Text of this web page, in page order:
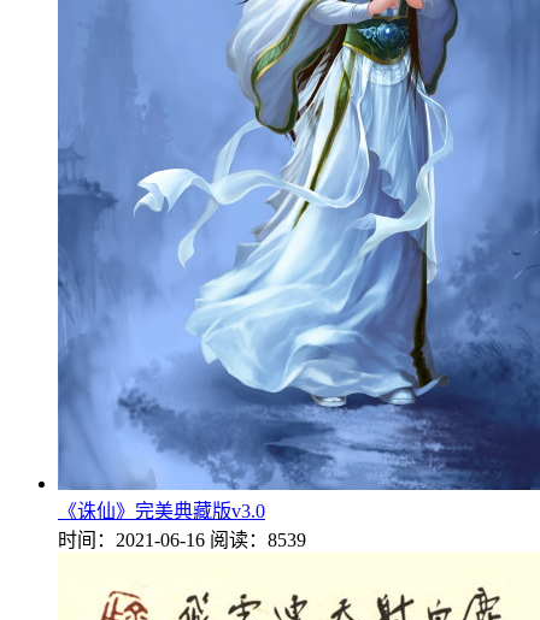
《诛仙》完美典藏版v3.0
时间：2021-06-16 阅读：8539